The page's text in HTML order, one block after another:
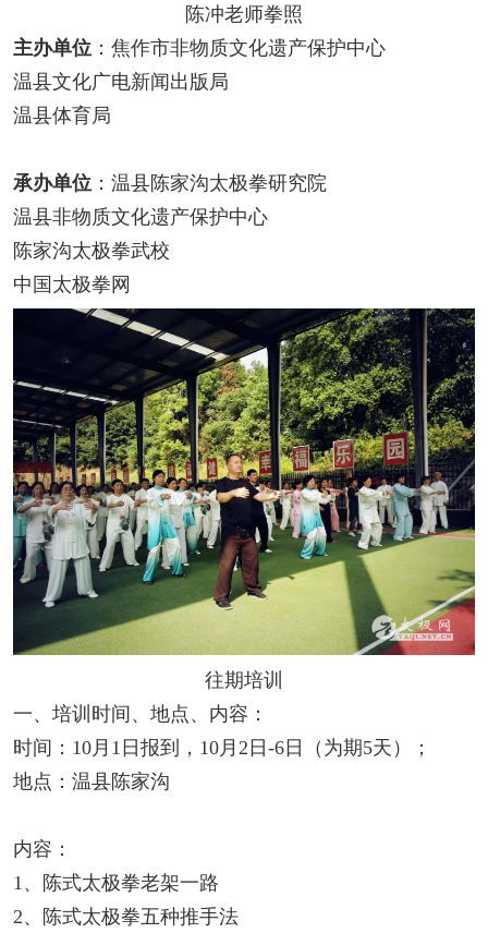
陈冲老师拳照
主办单位 ：焦作市非物质文化遗产保护中心
温县文化广电新闻出版局
温县体育局
承办单位 ：温县陈家沟太极拳研究院
温县非物质文化遗产保护中心
陈家沟太极拳武校
中国太极拳网
往期培训
一、培训时间、地点、内容：
时间：10月1日报到，10月2日-6日（为期5天）；
地点：温县陈家沟
内容：
1、陈式太极拳老架一路
2、陈式太极拳五种推手法